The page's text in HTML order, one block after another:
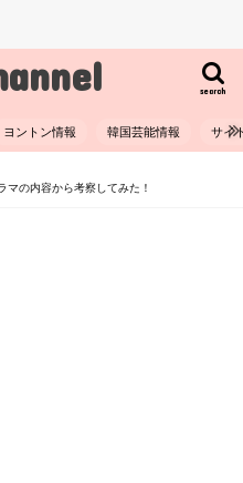
search
ヨントン情報 韓国芸能情報 サイ
マの内容から考察してみた！